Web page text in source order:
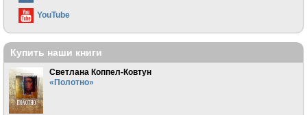
YouTube
Купить наши книги
Светлана Коппел-Ковтун
«Полотно»